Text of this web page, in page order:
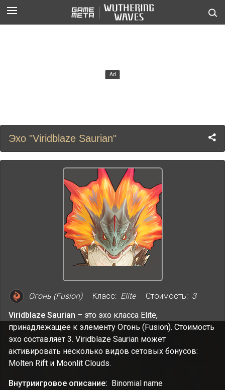
Эхо "Viridblaze Saurian"
Огонь (Fusion) Класс: Elite Стоимость: 3
Viridblaze Saurian – это эхо класса Elite,
принадлежащее к элементу Огонь (Fusion). Стоимость
эхо составляет 3. Viridblaze Saurian может
активировать несколько видов сетовых бонусов:
Molten Rift и Moonlit Clouds.
Внутриигровое описание: Binomial name